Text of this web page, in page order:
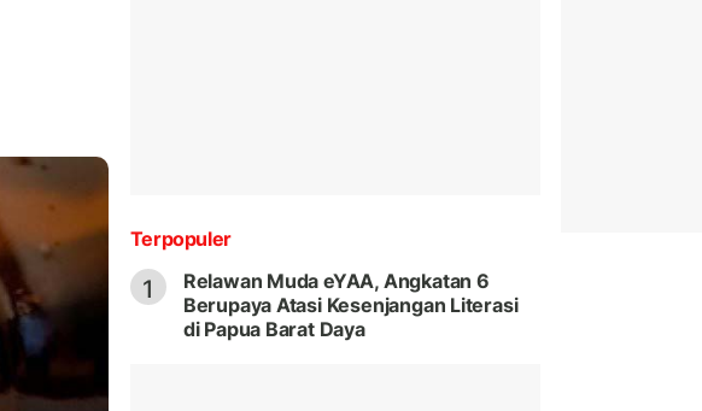
Terpopuler
1
Relawan Muda eYAA, Angkatan 6
Berupaya Atasi Kesenjangan Literasi
di Papua Barat Daya